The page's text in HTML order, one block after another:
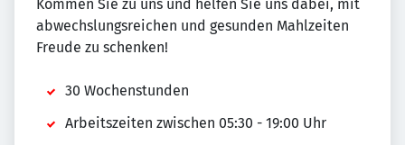
Kommen Sie zu uns und helfen Sie uns dabei, mit
abwechslungsreichen und gesunden Mahlzeiten
Freude zu schenken!
30 Wochenstunden
Arbeitszeiten zwischen 05:30 - 19:00 Uhr